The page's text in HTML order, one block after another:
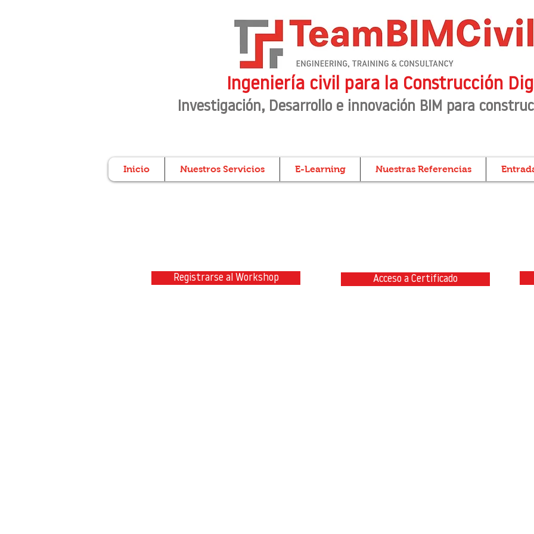
Investigación, Desarrollo e innovación BIM para
Ingeniería civil para la Construcción
Inicio Nuestros Servicios E-Learning Nuestras Referencias
Registrarse al Workshop Acceso a Certificado